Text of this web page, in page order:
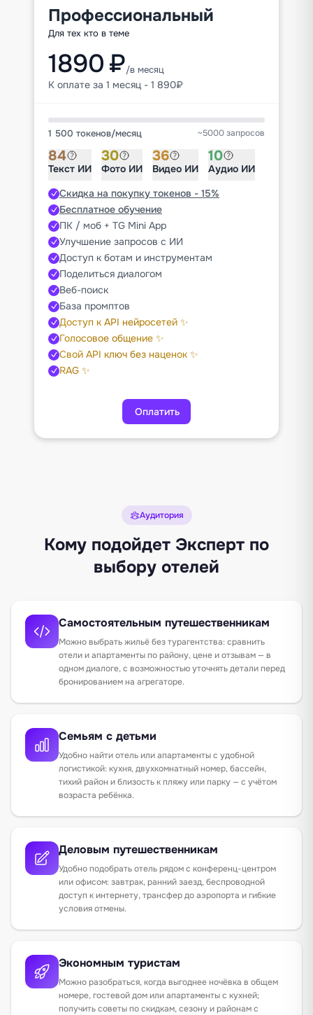
Профессиональный
Для тех кто в теме
1890 ₽/в месяц
К оплате за 1 месяц - 1 890₽
1 500 токенов/месяц ~5000 запросов
84
Текст ИИ
30
Фото ИИ
36
Видео ИИ
10
Аудио ИИ
Скидка на покупку токенов - 15%
Бесплатное обучение
ПК / моб + TG Mini App
Улучшение запросов с ИИ
Доступ к ботам и инструментам
Поделиться диалогом
Веб-поиск
База промптов
Доступ к API нейросетей ✨
Голосовое общение ✨
Свой API ключ без наценок ✨
RAG ✨
Оплатить
Аудитория
Кому подойдет Эксперт по
выбору отелей
Самостоятельным путешественникам
Можно выбрать жильё без турагентства: сравнить
отели и апартаменты по району, цене и отзывам — в
одном диалоге, с возможностью уточнять детали перед
бронированием на агрегаторе.
Семьям с детьми
Удобно найти отель или апартаменты с удобной
логистикой: кухня, двухкомнатный номер, бассейн,
тихий район и близость к пляжу или парку — с учётом
возраста ребёнка.
Деловым путешественникам
Удобно подобрать отель рядом с конференц-центром
или офисом: завтрак, ранний заезд, беспроводной
доступ к интернету, трансфер до аэропорта и гибкие
условия отмены.
Экономным туристам
Можно разобраться, когда выгоднее ночёвка в общем
номере, гостевой дом или апартаменты с кухней;
получить советы по скидкам, сезону и районам с